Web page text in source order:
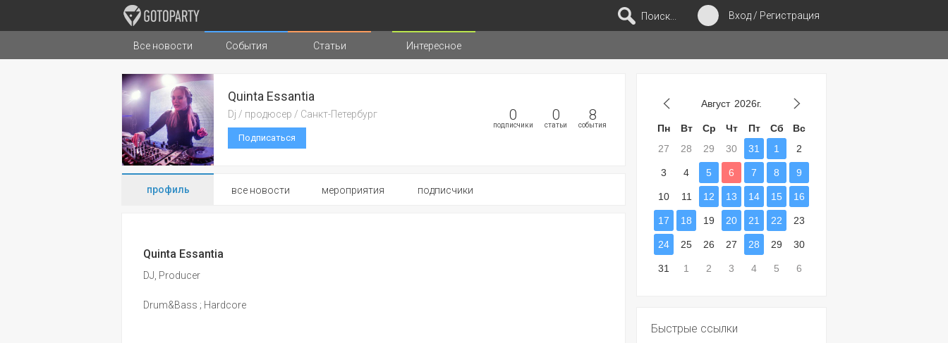
Вход / Регистрация
Поиск...
Города Музыка Типы страниц
Все новости События Статьи Интересное
0
подписчики
0
статьи
8
события
Quinta Essantia
Dj / продюсер / Санкт-Петербург
Подписаться
профиль все новости мероприятия подписчики
Quinta Essantia
DJ, Producer
Drum&Bass ; Hardcore
Август 2026г.
Пн Вт Ср Чт Пт Сб
Вс
27
28 29 30 31 1 2
3 4 5 6 7 8 9
10 11 12 13 14 15 16
17 18 19 20 21 22 23
24 25 26 27 28 29 30
31 1 2 3 4 5 6
Быстрые ссылки